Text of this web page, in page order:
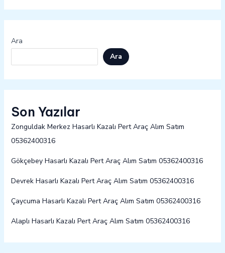
Ara
Ara
Son Yazılar
Zonguldak Merkez Hasarlı Kazalı Pert Araç Alım Satım
05362400316
Gökçebey Hasarlı Kazalı Pert Araç Alım Satım 05362400316
Devrek Hasarlı Kazalı Pert Araç Alım Satım 05362400316
Çaycuma Hasarlı Kazalı Pert Araç Alım Satım 05362400316
Alaplı Hasarlı Kazalı Pert Araç Alım Satım 05362400316